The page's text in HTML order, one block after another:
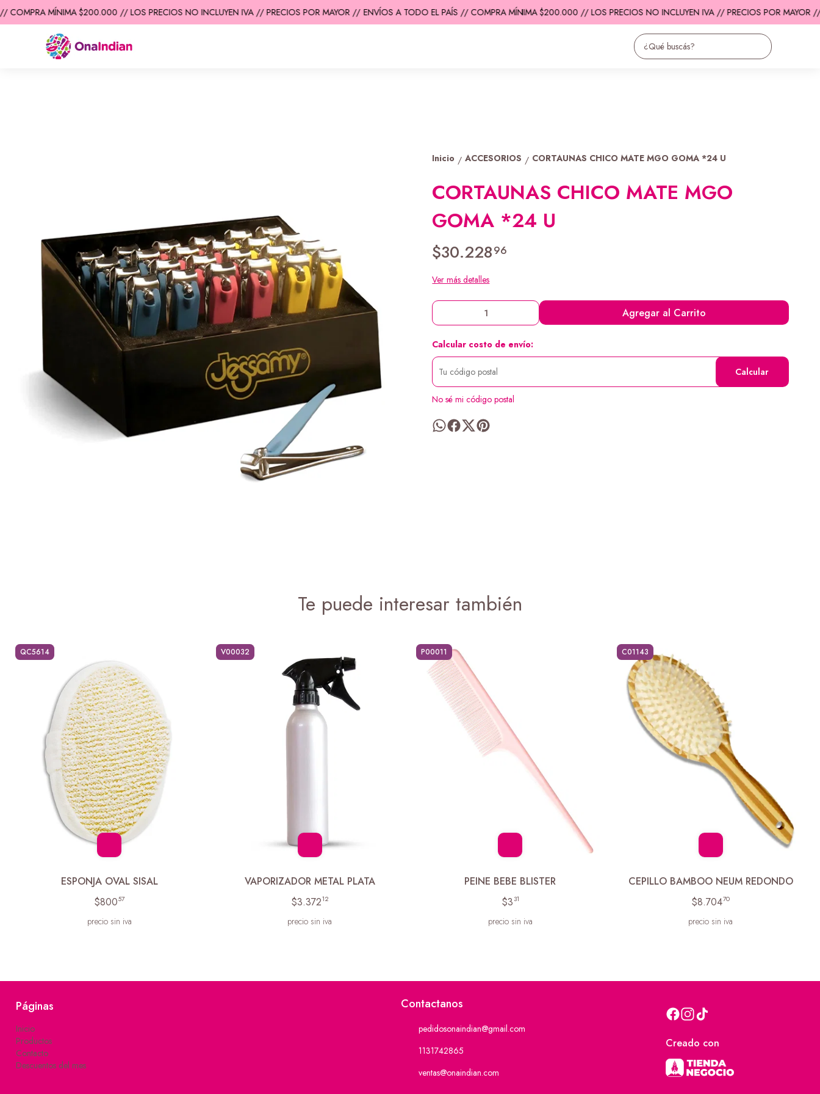
MÍNIMA $200.000 // LOS PRECIOS NO INCLUYEN IVA // PRECIOS POR MAYOR // ENVÍOS A TODO EL PAÍS // COMPRA MÍNIMA $200.000 // LOS PRECIOS NO INCLUYEN IVA // PRECIOS POR MAYOR //
Inicio / ACCESORIOS / CORTAUNAS CHICO MATE MGO GOMA *24 U
CORTAUNAS CHICO MATE MGO
GOMA *24 U
$30.22896
Ver más detalles
Agregar al Carrito
Calcular costo de envío:
Calcular
No sé mi código postal
Te puede interesar también
QC5614
ESPONJA OVAL SISAL
$80057
precio sin iva
V00032
VAPORIZADOR METAL PLATA
$3.37212
precio sin iva
P00011
PEINE BEBE BLISTER
$3 31
precio sin iva
C01143
CEPILLO BAMBOO NEUM REDONDO
$8.70470
precio sin iva
Páginas
Inicio
Productos
Contacto
Descuentos del mes
Contactanos
pedidosonaindian@gmail.com
1131742865
ventas@onaindian.com
Creado con